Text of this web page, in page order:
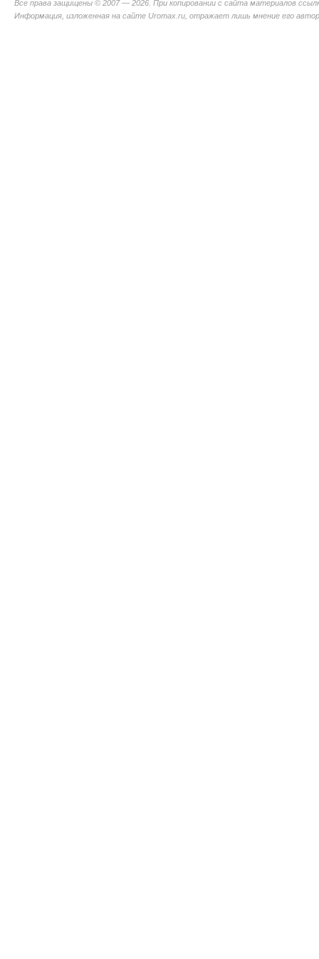
Все права защищены © 2007 — 2026. При копировании с сайта материалов
Информация, изложенная на сайте Uromax.ru, отражает лишь мнение его